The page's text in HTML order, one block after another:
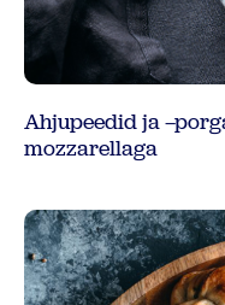
Ahjupeedid ja
mozzarellaga